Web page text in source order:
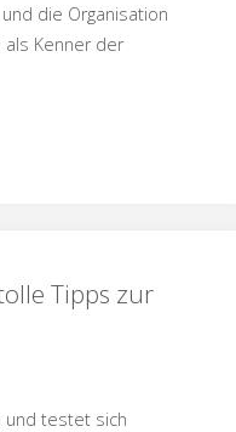
die Organisation
als Kenner der
Tipps zur
und testet sich